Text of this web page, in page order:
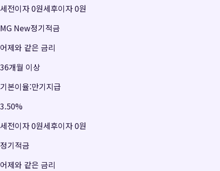
세전이자0원세후이자0원
MG New정기적금
어제와 같은 금리
36개월 이상
기본이율:만기지급
3.50%
세전이자0원세후이자0원
정기적금
어제와 같은 금리